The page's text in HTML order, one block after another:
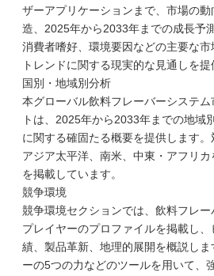
ザーアプリケーションまで、市場の
造、2025年から2033年までの成長予
消費者嗜好、環境要因などの主要な
トレンドに関する現実的な見通しを提
国別・地域別分析
本グローバル飲料フレーバーシステ
トは、2025年から2033年までの地域
に関する確固たる概要を提供します。
アジア太平洋、南米、中東・アフリ
を掲載しています。
競争環境
競争環境セクションでは、飲料フレ
プレイヤーのプロファイルを掲載し
績、製品革新、地理的展開を概説し
ーの5つの力などのツールを用いて、